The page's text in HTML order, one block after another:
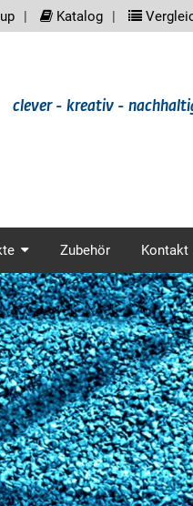
Katalog
clever - kreativ -
Zubehör Kontakt